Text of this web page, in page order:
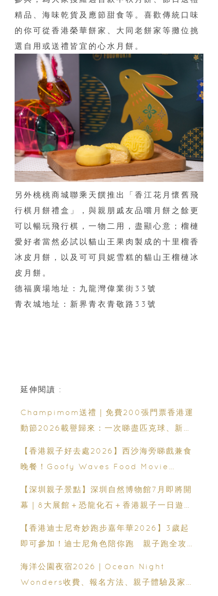
精品、海味乾貨及應節甜食等。喜歡傳統口味
的你可從香港榮華餅家、大同老餅家等攤位挑
選自用或送禮皆宜的心水月餅。
另外桃桃商城聯乘天饌推出「香江花月懷舊飛
行棋月餅禮盒」，與親朋戚友品嚐月餅之餘更
可以暢玩飛行棋，一物二用，盡顯心意；榴槤
愛好者當然必試以貓山王果肉製成的十里榴香
冰皮月餅，以及可可貝妮雪糕的貓山王榴槤冰
皮月餅。
德福廣場地址：九龍灣偉業街33號
青衣城地址：新界青衣青敬路33號
延伸閱讀 :
Champimom送禮｜免費200張門票香港運
動節2026載譽歸來：一次睇盡匹克球、新興
【香港親子好去處2026】西沙海旁睇戲兼食
晚餐！Goofy Waves Food Movie
【深圳親子景點】深圳自然博物館7月即將開
幕｜8大展館＋恐龍化石＋香港親子一日遊推
【香港迪士尼奇妙跑步嘉年華2026】3歲起
即可參加！迪士尼角色陪你跑 親子跑全攻略
海洋公園夜宿2026｜Ocean Night
Wonders收費、報名方法、親子體驗及家長